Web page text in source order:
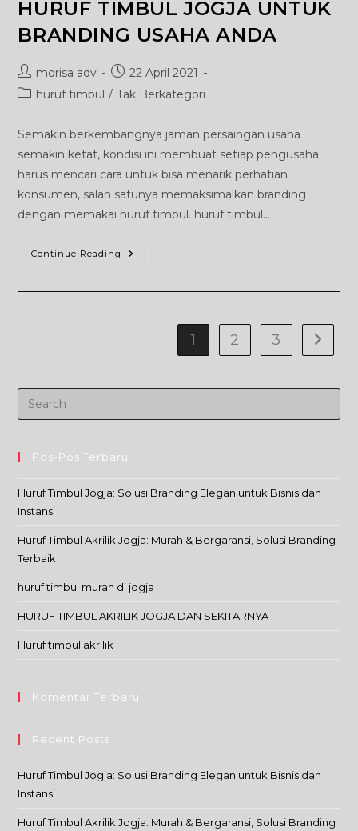
HURUF TIMBUL JOGJA UNTUK
BRANDING USAHA ANDA
Post
author:
morisa adv
Post
published:
22 April 2021
Posthuruf timbul / Tak Berkategori
Semakin berkembangnya jaman persaingan usaha
semakin ketat, kondisi ini membuat setiap pengusaha
harus mencari cara untuk bisa menarik perhatian
konsumen, salah satunya memaksimalkan branding
dengan memakai huruf timbul. huruf timbul…
Continue Reading MANFAAT
HURUF
BRANDING1 2 3 Go to
Pos-Pos Terbaru
Huruf Timbul Jogja: Solusi Branding Elegan untuk Bisnis dan
Instansi
Huruf Timbul Akrilik Jogja: Murah & Bergaransi, Solusi Branding
Terbaik
huruf timbul murah di jogja
HURUF TIMBUL AKRILIK JOGJA DAN SEKITARNYA
Huruf timbul akrilik
Komentar Terbaru
Recent Posts
Huruf Timbul Jogja: Solusi Branding Elegan untuk Bisnis dan
Instansi
Huruf Timbul Akrilik Jogja: Murah & Bergaransi, Solusi Branding